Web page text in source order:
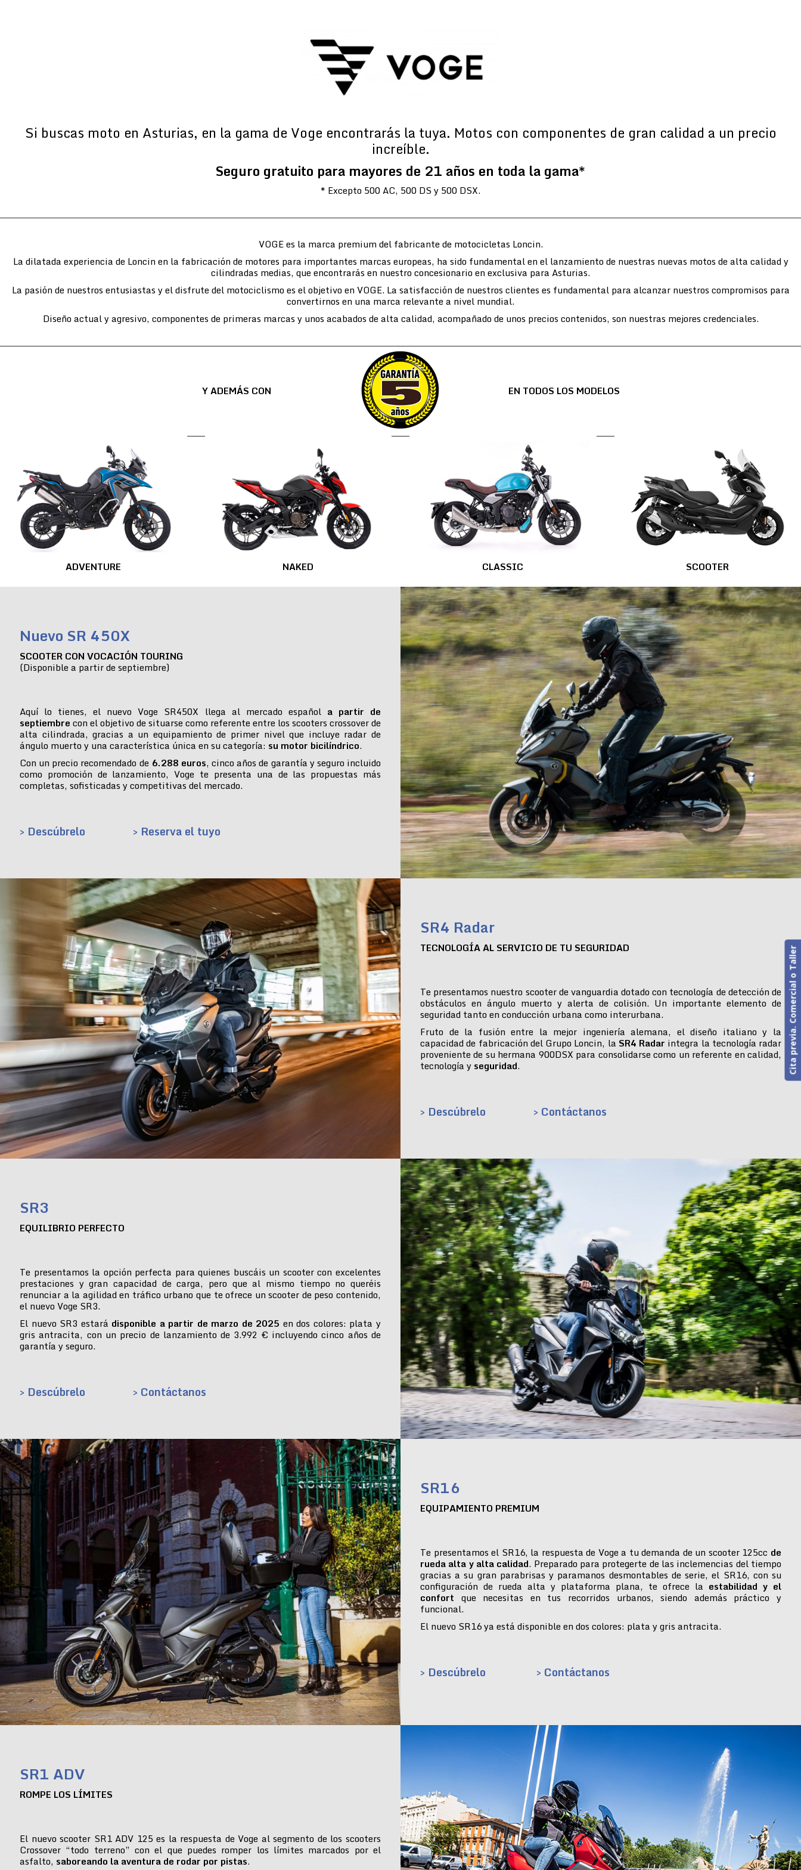
Si buscas moto en Asturias, en la gama de Voge encontrarás la tuya. Motos con componentes de gran calidad a un precio
increíble.
Seguro gratuito para mayores de 21 años en toda la gama*
* Excepto 500 AC, 500 DS y 500 DSX.
VOGE es la marca premium del fabricante de motocicletas Loncin.
La dilatada experiencia de Loncin en la fabricación de motores para importantes marcas europeas, ha sido fundamental en el lanzamiento de nuestras nuevas motos de alta calidad y
cilindradas medias, que encontrarás en nuestro concesionario en exclusiva para Asturias.
La pasión de nuestros entusiastas y el disfrute del motociclismo es el objetivo en VOGE. La satisfacción de nuestros clientes es fundamental para alcanzar nuestros compromisos para
convertirnos en una marca relevante a nivel mundial.
Diseño actual y agresivo, componentes de primeras marcas y unos acabados de alta calidad, acompañado de unos precios contenidos, son nuestras mejores credenciales.
Y ADEMÁS CON EN TODOS LOS MODELOS
ADVENTURE NAKED CLASSIC SCOOTER
Nuevo SR 450X
SCOOTER CON VOCACIÓN TOURING
(Disponible a partir de septiembre)
Aquí lo tienes, el nuevo Voge SR450X llega al mercado español a partir de
septiembre con el objetivo de situarse como referente entre los scooters crossover de
alta cilindrada, gracias a un equipamiento de primer nivel que incluye radar de
ángulo muerto y una característica única en su categoría: su motor bicilíndrico.
Con un precio recomendado de 6.288 euros, cinco años de garantía y seguro incluido
como promoción de lanzamiento, Voge te presenta una de las propuestas más
completas, sofisticadas y competitivas del mercado.
> Descúbrelo > Reserva el tuyo
SR4 Radar
TECNOLOGÍA AL SERVICIO DE TU SEGURIDAD
Te presentamos nuestro scooter de vanguardia dotado con tecnología de detección de
obstáculos en ángulo muerto y alerta de colisión. Un importante elemento de
seguridad tanto en conducción urbana como interurbana.
Fruto de la fusión entre la mejor ingeniería alemana, el diseño italiano y la
capacidad de fabricación del Grupo Loncin, la SR4 Radar integra la tecnología radar
proveniente de su hermana 900DSX para consolidarse como un referente en calidad,
tecnología y seguridad.
> Descúbrelo > Contáctanos
SR3
EQUILIBRIO PERFECTO
Te presentamos la opción perfecta para quienes buscáis un scooter con excelentes
prestaciones y gran capacidad de carga, pero que al mismo tiempo no queréis
renunciar a la agilidad en tráfico urbano que te ofrece un scooter de peso contenido,
el nuevo Voge SR3.
El nuevo SR3 estará disponible a partir de marzo de 2025 en dos colores: plata y
gris antracita, con un precio de lanzamiento de 3.992 € incluyendo cinco años de
garantía y seguro.
> Descúbrelo > Contáctanos
SR16
EQUIPAMIENTO PREMIUM
Te presentamos el SR16, la respuesta de Voge a tu demanda de un scooter 125cc de
rueda alta y alta calidad. Preparado para protegerte de las inclemencias del tiempo
gracias a su gran parabrisas y paramanos desmontables de serie, el SR16, con su
configuración de rueda alta y plataforma plana, te ofrece la estabilidad y el
confort que necesitas en tus recorridos urbanos, siendo además práctico y
funcional.
El nuevo SR16 ya está disponible en dos colores: plata y gris antracita.
> Descúbrelo > Contáctanos
SR1 ADV
ROMPE LOS LÍMITES
El nuevo scooter SR1 ADV 125 es la respuesta de Voge al segmento de los scooters
Crossover “todo terreno” con el que puedes romper los límites marcados por el
asfalto, saboreando la aventura de rodar por pistas.
Cita previa. Comercial o Taller